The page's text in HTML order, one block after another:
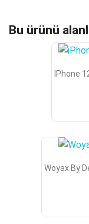
Bu ürünü
IPhone
Woyax By